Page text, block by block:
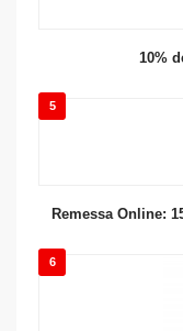
10%
5
Remessa Online:
6